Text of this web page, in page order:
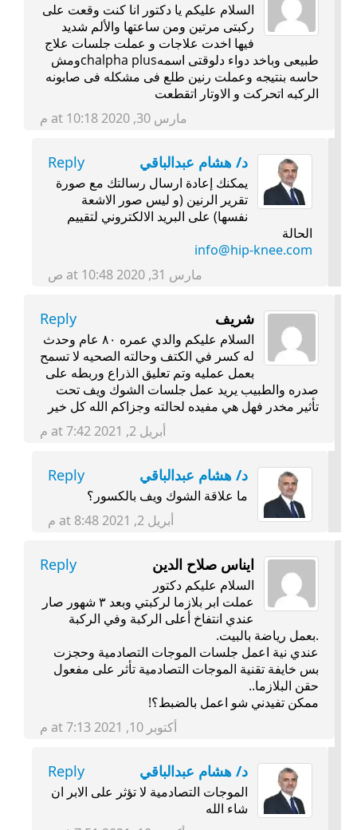
السلام عليكم يا دكتور انا كنت وقعت على
ركبتى مرتين ومن ساعتها والألم شديد
فيها اخدت علاجات و عملت جلسات علاج
طبيعى وباخد دواء دلوقتى اسمهchalpha plusومش
حاسه بنتيجه وعملت رنين طلع فى مشكله فى صابونه
الركبه اتحركت و الاوتار اتقطعت
مارس 30, 2020 at 10:18 م
د/ هشام عبدالباقي Reply
يمكنك إعادة ارسال رسالتك مع صورة
تقرير الرنين (و ليس صور الاشعة
نفسها) على البريد الالكتروني لتقييم
الحالة
info@hip-knee.com
مارس 31, 2020 at 10:48 ص
شريف Reply
السلام عليكم والدي عمره ٨٠ عام وحدث
له كسر في الكتف وحالته الصحيه لا تسمح
بعمل عمليه وتم تعليق الذراع وربطه على
صدره والطبيب يريد عمل جلسات الشوك ويف تحت
تأثير مخدر فهل هي مفيده لحالته وجزاكم الله كل خير
أبريل 2, 2021 at 7:42 م
د/ هشام عبدالباقي Reply
ما علاقة الشوك ويف بالكسور؟
أبريل 2, 2021 at 8:48 م
ايناس صلاح الدين Reply
السلام عليكم دكتور
عملت ابر بلازما لركبتي وبعد ٣ شهور صار
عندي انتفاخ أعلى الركبة وفي الركبة
.بعمل رياضة بالبيت.
عندي نية اعمل جلسات الموجات التصادمية وحجزت
بس خايفة تقنية الموجات التصادمية تأثر على مفعول
حقن البلازما..
ممكن تفيدني شو اعمل بالضبط؟!
أكتوبر 10, 2021 at 7:13 م
د/ هشام عبدالباقي Reply
الموجات التصادمية لا تؤثر على الابر ان
شاء الله